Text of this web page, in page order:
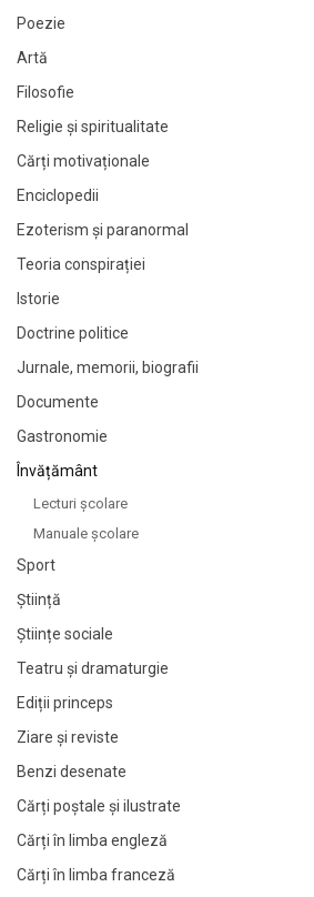
Poezie
Artă
Filosofie
Religie și spiritualitate
Cărți motivaționale
Enciclopedii
Ezoterism și paranormal
Teoria conspirației
Istorie
Doctrine politice
Jurnale, memorii, biografii
Documente
Gastronomie
Învățământ
Lecturi şcolare
Manuale şcolare
Sport
Știință
Științe sociale
Teatru și dramaturgie
Ediții princeps
Ziare şi reviste
Benzi desenate
Cărți poștale și ilustrate
Cărți în limba engleză
Cărți în limba franceză